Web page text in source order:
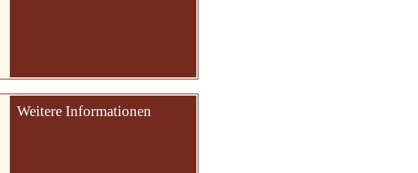
Weitere Informationen